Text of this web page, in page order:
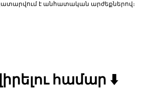
է անհատական արժեքներով։
համար ⬇️